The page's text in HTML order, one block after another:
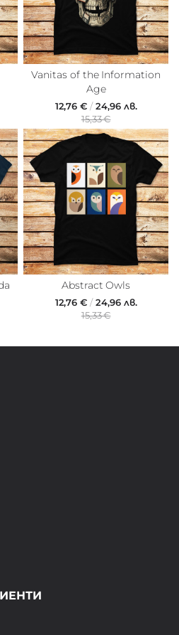
Vanitas of the Information
Age
12,76 €/24,96 лв.
15,33 €
Abstract Owls
12,76 €/24,96 лв.
15,33 €